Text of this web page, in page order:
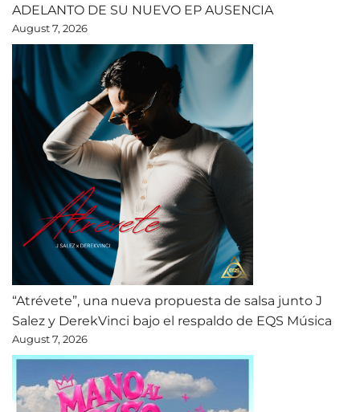
ADELANTO DE SU NUEVO EP AUSENCIA
August 7, 2026
“Atrévete”, una nueva propuesta de salsa junto J
Salez y DerekVinci bajo el respaldo de EQS Música
August 7, 2026